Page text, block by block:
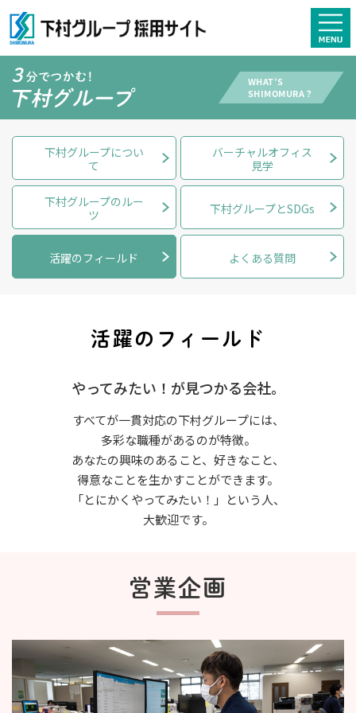
下村グループについ
て
バーチャルオフィス
見学
下村グループのルー
ツ
下村グループとSDGs
活躍のフィールド よくある質問
活躍のフィールド
やってみたい！が見つかる会社。
すべてが一貫対応の下村グループには、
多彩な職種があるのが特徴。
あなたの興味のあること、好きなこと、
得意なことを生かすことができます。
「とにかくやってみたい！」という人、
大歓迎です。
営業企画